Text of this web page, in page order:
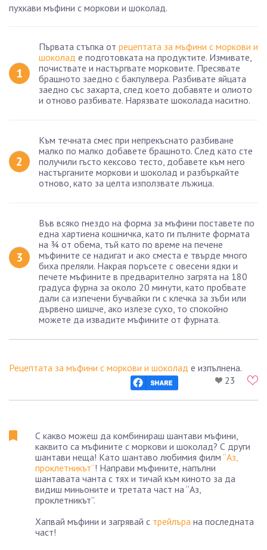
пухкави мъфини с моркови и шоколад.
Първата стъпка от рецептата за мъфини с моркови и
шоколад е подготовката на продуктите. Измивате,
почиствате и настъргвате морковите. Пресявате
брашното заедно с бакпулвера. Разбивате яйцата
заедно със захарта, след което добавяте и олиото
и отново разбивате. Нарязвате шоколада наситно.
Към течната смес при непрекъснато разбиване
малко по малко добавете брашното. След като сте
получили гъсто кексово тесто, добавете към него
настърганите моркови и шоколад и разбъркайте
отново, като за целта използвате лъжица.
Във всяко гнездо на форма за мъфини поставете по
една хартиена кошничка, като ги пълните формата
на ¾ от обема, тъй като по време на печене
мъфините се надигат и ако сместа е твърде много
биха преляли. Накрая поръсете с овесени ядки и
печете мъфините в предварително загрята на 180
градуса фурна за около 20 минути, като пробвате
дали са изпечени бучвайки ги с клечка за зъби или
дървено шишче, ако излезе сухо, то спокойно
можете да извадите мъфините от фурната.
Рецептата за мъфини с моркови и шоколад е изпълнена.
23
С какво можеш да комбинираш шантави мъфини,
каквито са мъфините с моркови и шоколад? С други
шантави неща! Като шантаво любимия филм “Аз,
проклетникът”! Направи мъфините, напълни
шантавата чанта с тях и тичай към киното за да
видиш миньоните и третата част на “Аз,
проклетникът”.
Хапвай мъфини и загрявай с трейлъра на последната
част!